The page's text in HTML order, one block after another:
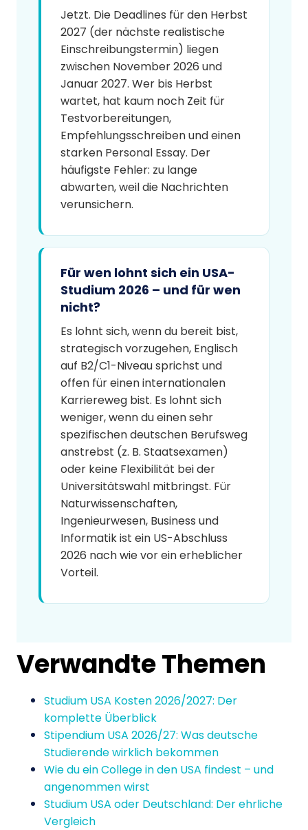
Jetzt. Die Deadlines für den Herbst
2027 (der nächste realistische
Einschreibungstermin) liegen
zwischen November 2026 und
Januar 2027. Wer bis Herbst
wartet, hat kaum noch Zeit für
Testvorbereitungen,
Empfehlungsschreiben und einen
starken Personal Essay. Der
häufigste Fehler: zu lange
abwarten, weil die Nachrichten
verunsichern.
Für wen lohnt sich ein USA-
Studium 2026 – und für wen
nicht?
Es lohnt sich, wenn du bereit bist,
strategisch vorzugehen, Englisch
auf B2/C1-Niveau sprichst und
offen für einen internationalen
Karriereweg bist. Es lohnt sich
weniger, wenn du einen sehr
spezifischen deutschen Berufsweg
anstrebst (z. B. Staatsexamen)
oder keine Flexibilität bei der
Universitätswahl mitbringst. Für
Naturwissenschaften,
Ingenieurwesen, Business und
Informatik ist ein US-Abschluss
2026 nach wie vor ein erheblicher
Vorteil.
Verwandte Themen
Studium USA Kosten 2026/2027: Der
komplette Überblick
Stipendium USA 2026/27: Was deutsche
Studierende wirklich bekommen
Wie du ein College in den USA findest – und
angenommen wirst
Studium USA oder Deutschland: Der ehrliche
Vergleich